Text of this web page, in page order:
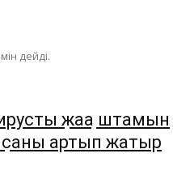
дейді.
жаңа штамын
саны артып жатыр